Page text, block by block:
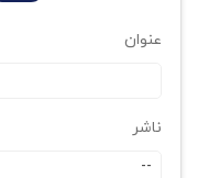
عنوان
ناشر
--